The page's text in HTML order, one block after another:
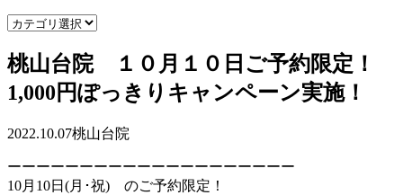
桃山台院 １０月１０日ご予約限定！
1,000円ぽっきりキャンペーン実施！
2022.10.07桃山台院
ーーーーーーーーーーーーーーーーーーーー
10月10日(月･祝) のご予約限定！